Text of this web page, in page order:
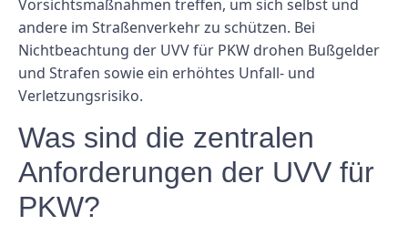
Vorsichtsmaßnahmen treffen, um sich selbst und
andere im Straßenverkehr zu schützen. Bei
Nichtbeachtung der UVV für PKW drohen Bußgelder
und Strafen sowie ein erhöhtes Unfall- und
Verletzungsrisiko.
Was sind die zentralen
Anforderungen der UVV für
PKW?